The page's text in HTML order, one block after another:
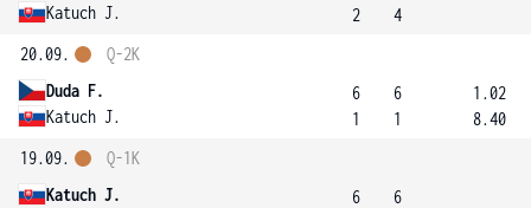
Katuch J.
2
4
20.09.
Duda F.
Katuch J.
Q-2K
6
1
6
1
1.02
8.40
19.09.
Katuch J.
Q-1K
6
6